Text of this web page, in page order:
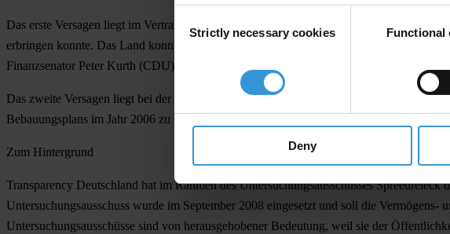
Selection
Strictly necessary cookies Functional
Deny
Das erste Versagen liegt im Vertragsabschluss im Dezember 2000. Damals wurde ein
erbringen konnte. Das Land konnte die vertraglichen Zusagen nicht halten und musste
Finanzsenator Peter Kurth (CDU) abgeschlossen worden.
Das zweite Versagen liegt bei der Senatorin für Stadtentwicklung Ingeborg Junge-
Bebauungsplans im Jahr 2006 zu Gunsten des Investors Müller-Spreer akzeptiert.
Zum Hintergrund
Transparency Deutschland hat im Rahmen des Untersuchungsausschusses
Untersuchungsausschuss wurde im September 2008 eingesetzt und soll die
Untersuchungsausschüsse sind von herausgehobener Bedeutung, weil sie der